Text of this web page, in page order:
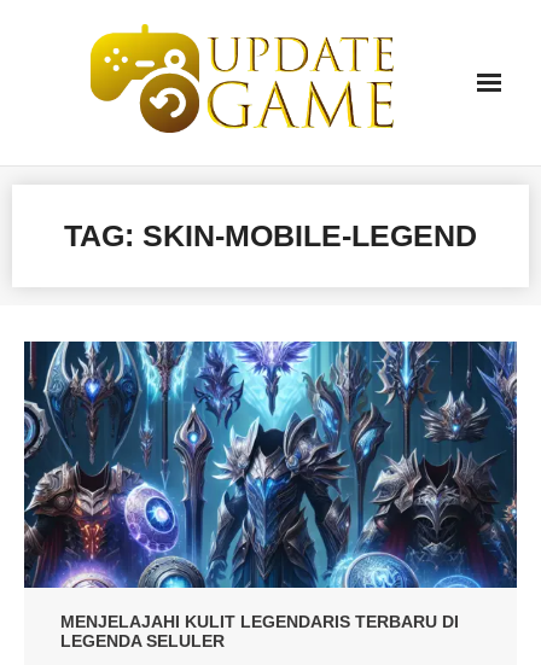
TAG: SKIN-MOBILE-LEGEND
MENJELAJAHI KULIT LEGENDARIS TERBARU DI
LEGENDA SELULER